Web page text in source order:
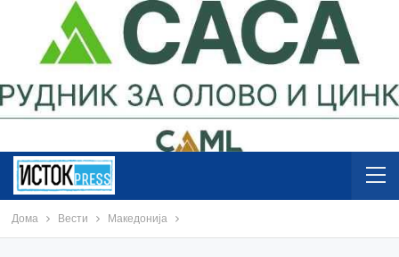
Дома Вести Македонија